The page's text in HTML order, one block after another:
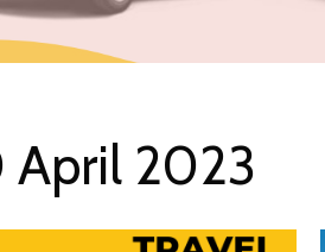
April 2023